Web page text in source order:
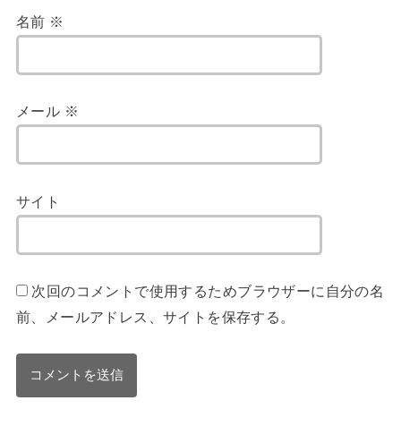
名前 ※
メール ※
サイト
次回のコメントで使用するためブラウザーに自分の名
前、メールアドレス、サイトを保存する。